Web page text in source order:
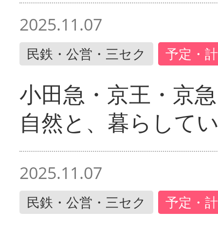
2025.11.07
民鉄・公営・三セク 予定・
小田急・京王・京
自然と、暮らして
2025.11.07
民鉄・公営・三セク 予定・